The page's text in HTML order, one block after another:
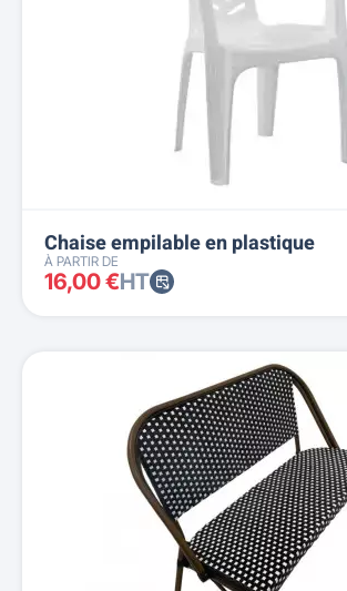
Chaise empilable en plastique
À PARTIR DE
16,00 €HT